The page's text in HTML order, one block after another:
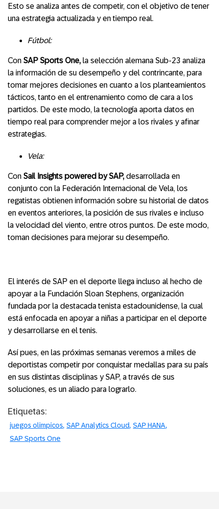
Esto se analiza antes de competir, con el objetivo de tener
una estrategia actualizada y en tiempo real.
Fútbol:
Con SAP Sports One, la selección alemana Sub-23 analiza
la información de su desempeño y del contrincante, para
tomar mejores decisiones en cuanto a los planteamientos
tácticos, tanto en el entrenamiento como de cara a los
partidos. De este modo, la tecnología aporta datos en
tiempo real para comprender mejor a los rivales y afinar
estrategias.
Vela:
Con Sail Insights powered by SAP, desarrollada en
conjunto con la Federación Internacional de Vela, los
regatistas obtienen información sobre su historial de datos
en eventos anteriores, la posición de sus rivales e incluso
la velocidad del viento, entre otros puntos. De este modo,
toman decisiones para mejorar su desempeño.
El interés de SAP en el deporte llega incluso al hecho de
apoyar a la Fundación Sloan Stephens, organización
fundada por la destacada tenista estadounidense, la cual
está enfocada en apoyar a niñas a participar en el deporte
y desarrollarse en el tenis.
Así pues, en las próximas semanas veremos a miles de
deportistas competir por conquistar medallas para su país
en sus distintas disciplinas y SAP, a través de sus
soluciones, es un aliado para lograrlo.
Etiquetas:
juegos olimpicos SAP Analytics Cloud SAP HANA
SAP Sports One